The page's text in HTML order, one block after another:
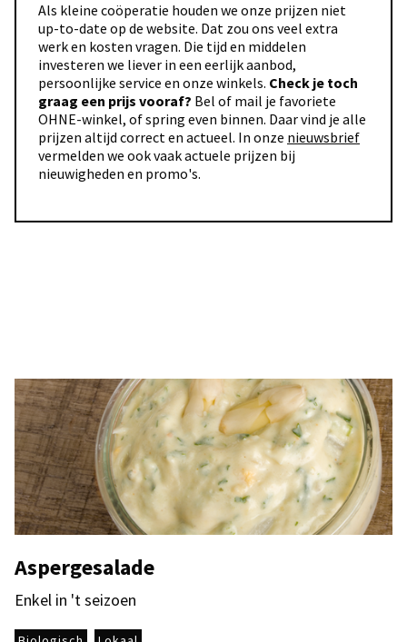
Als kleine coöperatie houden we onze prijzen niet
up-to-date op de website. Dat zou ons veel extra
werk en kosten vragen. Die tijd en middelen
investeren we liever in een eerlijk aanbod,
persoonlijke service en onze winkels. Check je toch
graag een prijs vooraf? Bel of mail je favoriete
OHNE-winkel, of spring even binnen. Daar vind je alle
prijzen altijd correct en actueel. In onze nieuwsbrief
vermelden we ook vaak actuele prijzen bij
nieuwigheden en promo's.
Aspergesalade
Enkel in 't seizoen